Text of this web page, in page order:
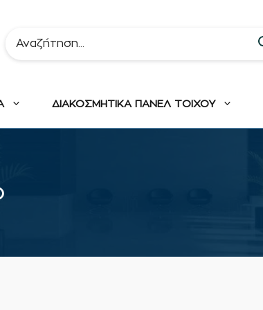
ΔΙΑΚΟΣΜΗΤΙΚΑ ΠΑΝΕΛ ΤΟΙΧΟΥ